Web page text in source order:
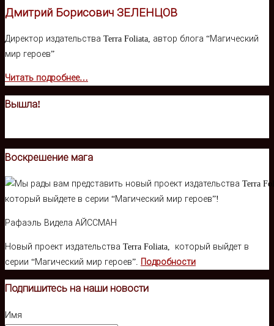
Дмитрий Борисович ЗЕЛЕНЦОВ
Директор издательства Terra Foliata, автор блога “Магический
мир героев”
Читать подробнее…
Вышла!
Воскрешение мага
Рафаэль Видела АЙССМАН
Новый проект издательства Terra Foliata, который выйдет в
серии “Магический мир героев”.
Подробности
Подпишитесь на наши новости
Имя